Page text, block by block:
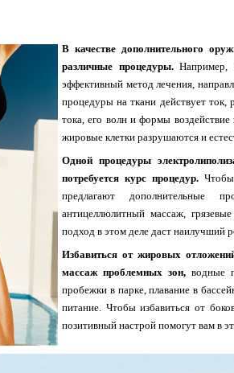
В качестве дополнительного
различные процедуры.Например,
эффективный метод лечения,
процедуры на ткани действует
тока, его волн и формы воздействие
жировые клетки разрушаются и
Одной процедуры
потребуется курс процедур.
предлагают дополнительные
антицеллюлитный массаж,
подход в этом деле даст наилучший
Избавиться от жировых
массаж проблемных зон, водные
пробежки в парке, плавание в
питание. Чтобы избавиться от
позитивный настрой помогут вам в